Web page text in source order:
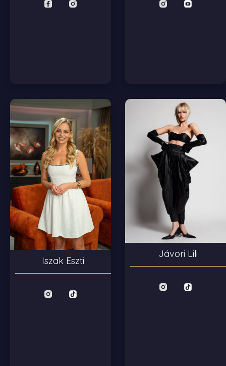
Iszak Eszti
Jávori Lili